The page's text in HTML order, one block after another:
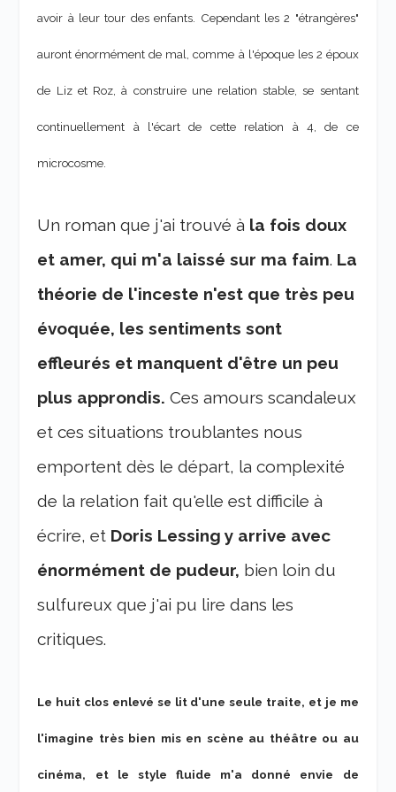
avoir à leur tour des enfants. Cependant les 2 "étrangères"
auront énormément de mal, comme à l'époque les 2 époux
de Liz et Roz, à construire une relation stable, se sentant
continuellement à l'écart de cette relation à 4, de ce
microcosme.
Un roman que j'ai trouvé à la fois doux
et amer, qui m'a laissé sur ma faim. La
théorie de l'inceste n'est que très peu
évoquée, les sentiments sont
effleurés et manquent d'être un peu
plus approndis. Ces amours scandaleux
et ces situations troublantes nous
emportent dès le départ, la complexité
de la relation fait qu'elle est difficile à
écrire, et Doris Lessing y arrive avec
énormément de pudeur, bien loin du
sulfureux que j'ai pu lire dans les
critiques.
Le huit clos enlevé se lit d'une seule traite, et je me
l'imagine très bien mis en scène au théâtre ou au
cinéma, et le style fluide m'a donné envie de